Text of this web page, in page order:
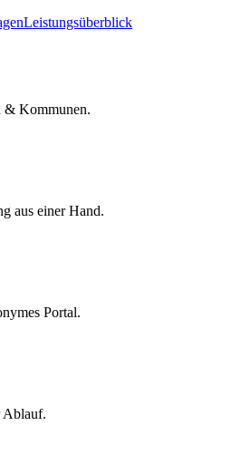
Leistungsüberblick
& Kommunen.
aus einer Hand.
Portal.
Ablauf.